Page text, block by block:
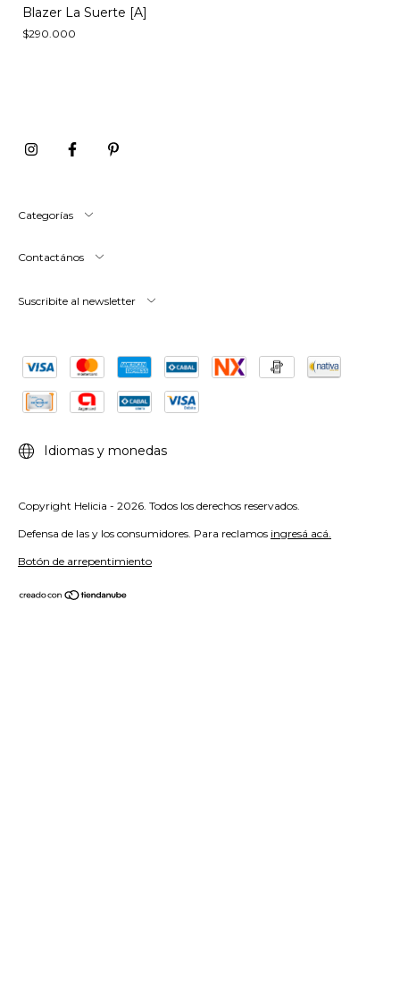
Blazer La Suerte [A]
$290.000
Categorías
Contactános
Suscribite al newsletter
Idiomas y monedas
Copyright Helicia - 2026. Todos los derechos reservados.
Defensa de las y los consumidores. Para reclamos ingresá acá.
Botón de arrepentimiento